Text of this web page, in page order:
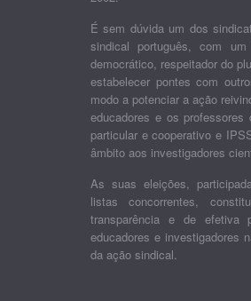
É sem dúvida um dos
sindical português, com um
democrático, respeitador do
estabelecer pontes com
modo a potenciar a ação
educadores e os
particular e cooperativo e
âmbito aos investigadores
As suas eleições,
listas concorrentes,
transparência e de efetiva
educadores e investigadores
da ação sindical.